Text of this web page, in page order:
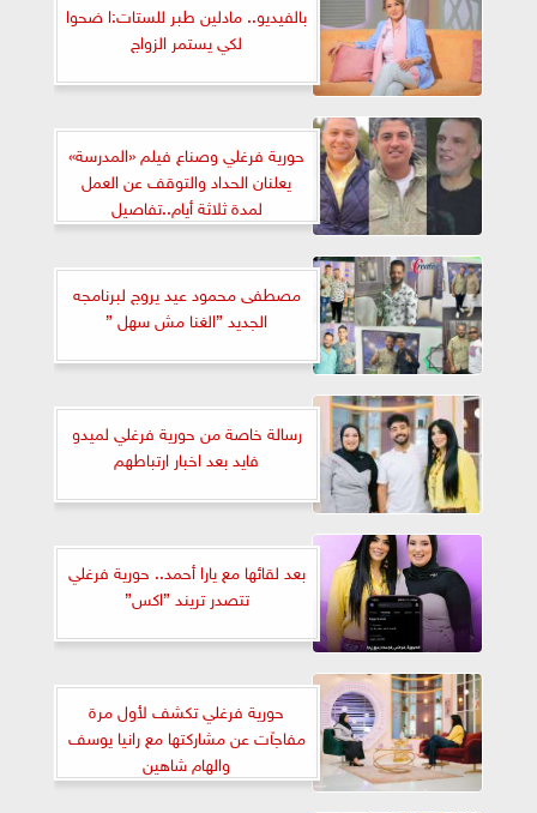
بالفيديو.. مادلين طبر للستات:ا ضحوا
لكي يستمر الزواج
حورية فرغلي وصناع فيلم «المدرسة»
يعلنان الحداد والتوقف عن العمل
لمدة ثلاثة أيام..تفاصيل
مصطفى محمود عيد يروج لبرنامجه
الجديد ”الغنا مش سهل ”
رسالة خاصة من حورية فرغلي لميدو
فايد بعد اخبار ارتباطهم
بعد لقائها مع يارا أحمد.. حورية فرغلي
تتصدر تريند ”اكس”
حورية فرغلي تكشف لأول مرة
مفاجآت عن مشاركتها مع رانيا يوسف
والهام شاهين